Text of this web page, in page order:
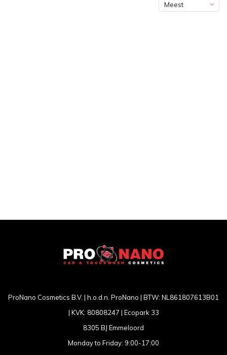
Meest
ProNano Cosmetics B.V. | h.o.d.n. ProNano | BTW: NL861807613B01
| KVK: 80808247 | Ecopark 33
8305 BJ Emmeloord
Monday to Friday: 9:00-17:00